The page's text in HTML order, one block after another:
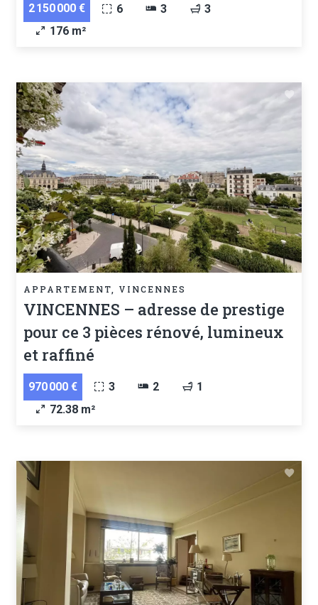
2 150 000 € 6 3
3
176 m²
APPARTEMENT, VINCENNES
VINCENNES – adresse de prestige
pour ce 3 pièces rénové, lumineux
et raffiné
970 000 € 3 2
1
72.38 m²